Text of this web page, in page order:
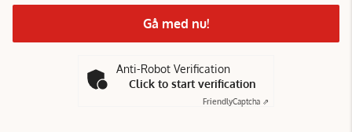
Gå med nu!
Anti-Robot Verification
Click to start verification
FriendlyCaptcha ⇗